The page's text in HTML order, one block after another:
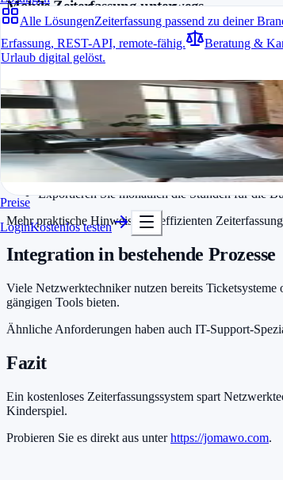
Alle LösungenZeiterfassung passend zu deiner
Erfassung, REST-API, remote-fähig.
Beratung &
Urlaub digital gelöst.
Alle Lösungen
Zeiterfassung passend zu deiner Branche.
Für jede Branche passend
In Minuten startklar
Preise
LoginKostenlos testen
Mobile Zeiterfassung unterwegs
Ob im Serverraum oder beim Kunden: Mit einer App
Projekt- und Kundenverwaltung
Netzwerktechniker betreuen meist mehrere Kunden
Tipps zur praktischen Nutzung
Erfassen Sie Fahrtzeiten immer separat von
Nutzen Sie Vorlagen für wiederkehrende
Exportieren Sie monatlich die Stunden für die
Mehr praktische Hinweise zur effizienten
Integration in bestehende Prozesse
Viele Netzwerktechniker nutzen bereits
gängigen Tools bieten.
Ähnliche Anforderungen haben auch IT-Support-
Fazit
Ein kostenloses Zeiterfassungssystem spart
Kinderspiel.
Probieren Sie es direkt aus unterhttps://jomawo.com.